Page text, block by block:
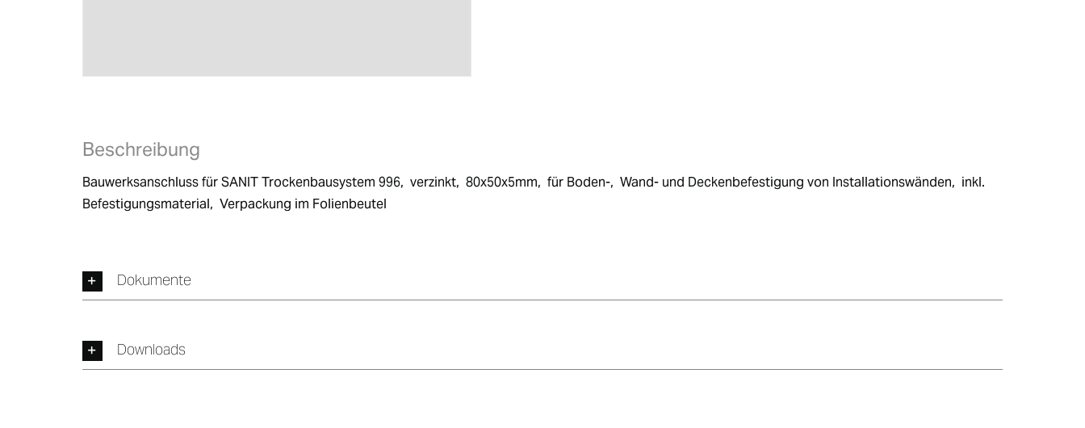
Beschreibung
Bauwerksanschluss für SANIT Trockenbausystem 996,  verzinkt,  80x50x5mm,  für Boden-,  Wand- und Deckenbefestigung von Installationswänden,  inkl.
Befestigungsmaterial,  Verpackung im Folienbeutel
Dokumente
Downloads